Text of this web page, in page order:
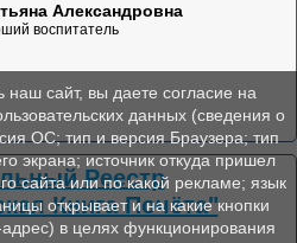
Александровна
воспитатель
Реестр
Книга Почёта"
наш сайт, вы даете согласие на
данных (сведения о
ОС; тип и версия Браузера; тип
экрана; источник откуда пришел
сайта или по какой рекламе; язык
открывает и на какие кнопки
в целях функционирования